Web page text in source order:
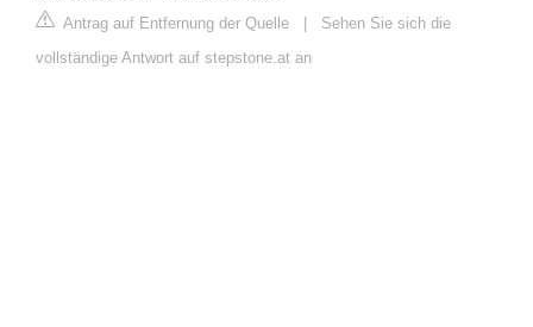
Antrag auf Entfernung der Quelle | Sehen Sie sich die
vollständige Antwort auf stepstone.at an